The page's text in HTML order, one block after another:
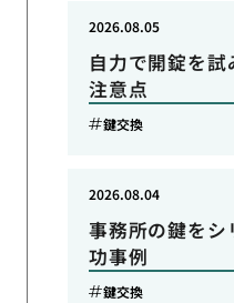
自力で開錠を
注意点
2026.08.05
鍵交換
事務所の鍵をシ
功事例
2026.08.04
鍵交換